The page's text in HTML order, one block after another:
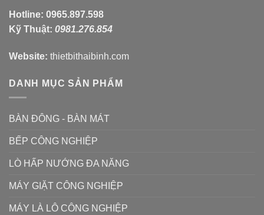
Hotline: 0965.897.598
Kỹ Thuật: 0981.276.854
Website: thietbithaibinh.com
DANH MỤC SẢN PHẨM
BÀN ĐÔNG - BÀN MÁT
BẾP CÔNG NGHIỆP
LÒ HẤP NƯỚNG ĐA NĂNG
MÁY GIẶT CÔNG NGHIỆP
MÁY LÀ LÔ CÔNG NGHIỆP